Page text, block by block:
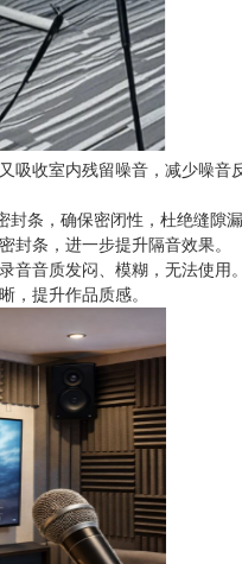
吸收室内残留噪音，减少噪音
条，确保密闭性，杜绝缝隙
条，进一步提升隔音效果。
音质发闷、模糊，无法使用
，提升作品质感。